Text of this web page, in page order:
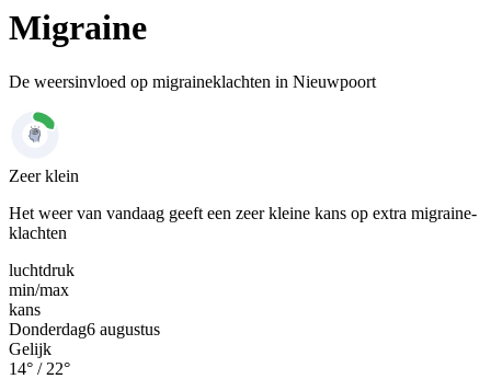
Migraine
De weersinvloed op migraineklachten in Nieuwpoort
Zeer klein
Het weer van vandaag geeft een zeer kleine kans op extra migraine-
klachten
luchtdruk
min/max
kans
Donderdag6 augustus
Gelijk
14° / 22°